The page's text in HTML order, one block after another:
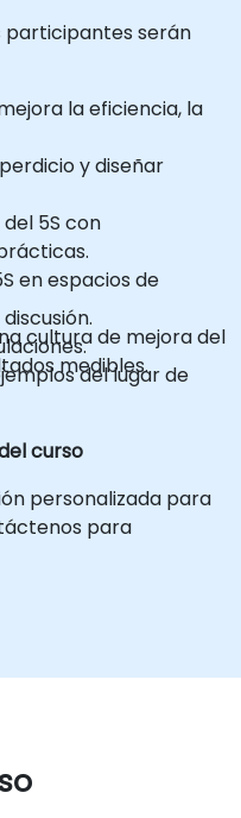
participantes serán
la eficiencia, la
y diseñar
5S con
en espacios de
cultura de mejora del
medibles.
del lugar de
curso
personalizada para
para